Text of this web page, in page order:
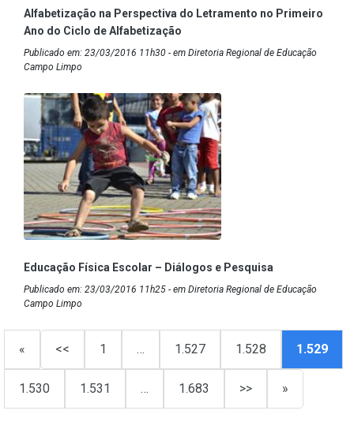
Alfabetização na Perspectiva do Letramento no Primeiro
Ano do Ciclo de Alfabetização
Publicado em: 23/03/2016 11h30 - em Diretoria Regional de Educação
Campo Limpo
Educação Física Escolar – Diálogos e Pesquisa
Publicado em: 23/03/2016 11h25 - em Diretoria Regional de Educação
Campo Limpo
« << 1 … 1.527 1.528 1.529
1.530 1.531 … 1.683 >> »